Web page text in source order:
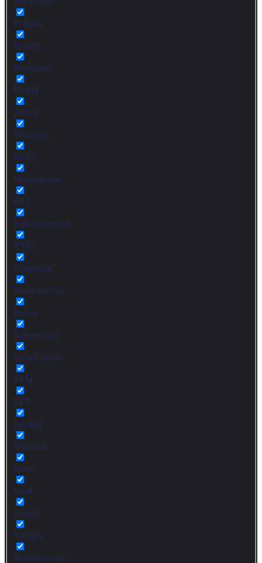
Politiek
PostNL
Producten
Prorail
protest
Provincie
RDW
Rechtspraak
RET
Rijkswaterstaat
RMC
Rotterdam
Rouwvervoer
Rover
Scheepvaart
Sector inside
SFM
SFT
Sociaal
Software
spoor
sport
staking
startups
Streekvervoer